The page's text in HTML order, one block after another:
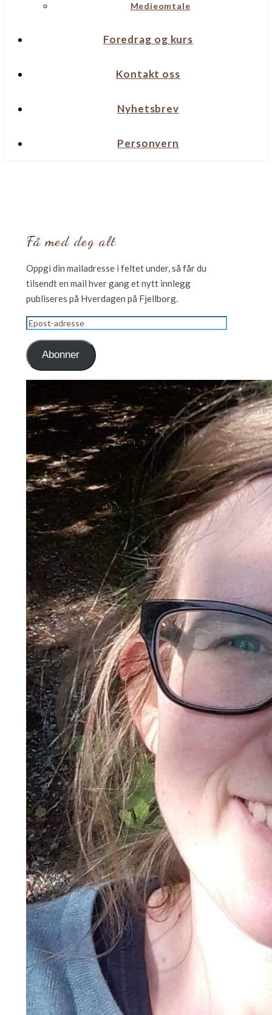
Medieomtale
Foredrag og kurs
Kontakt oss
Nyhetsbrev
Personvern
Få med deg alt
Oppgi din mailadresse i feltet under, så får du
tilsendt en mail hver gang et nytt innlegg
publiseres på Hverdagen på Fjellborg.
Epost-
adresse
Abonner